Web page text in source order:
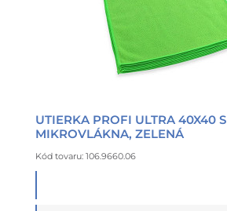
UTIERKA PROFI ULTRA 40X40 S
MIKROVLÁKNA, ZELENÁ
Kód tovaru: 106.9660.06